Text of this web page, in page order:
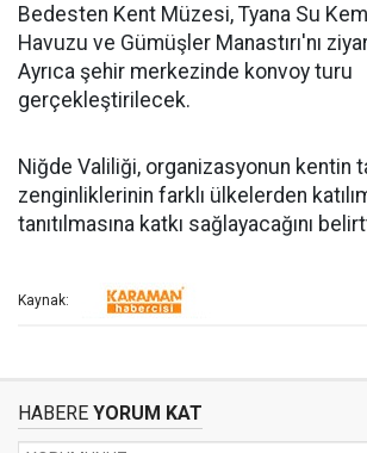
Bedesten Kent Müzesi, Tyana Su
Havuzu ve Gümüşler Manastırı'nı
Ayrıca şehir merkezinde konvoy turu
gerçekleştirilecek.
Niğde Valiliği, organizasyonun kentin
zenginliklerinin farklı ülkelerden
tanıtılmasına katkı sağlayacağını
Kaynak:
HABERE YORUM KAT